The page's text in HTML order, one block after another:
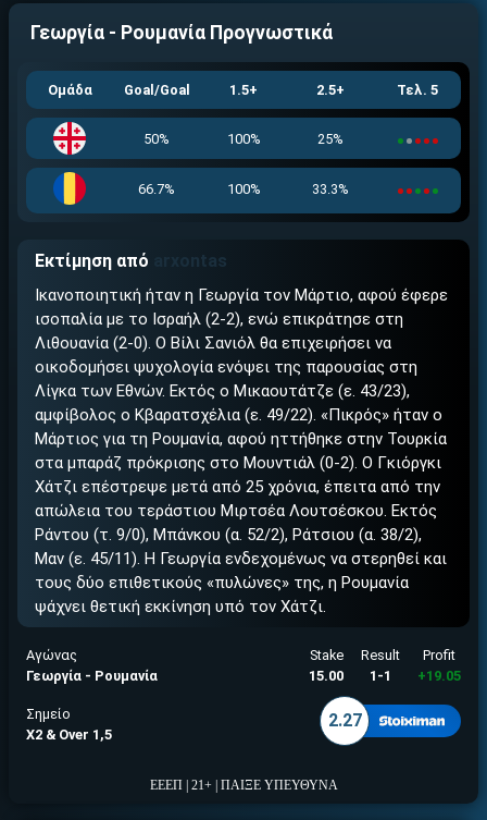
Γεωργία - Ρουμανία Προγνωστικά
Ομάδα Goal/Goal 1.5+ 2.5+ Τελ. 5
50% 100% 25%
66.7% 100% 33.3%
Εκτίμηση από arxontas
Ικανοποιητική ήταν η Γεωργία τον Μάρτιο, αφού έφερε
ισοπαλία με το Ισραήλ (2-2), ενώ επικράτησε στη
Λιθουανία (2-0). Ο Βίλι Σανιόλ θα επιχειρήσει να
οικοδομήσει ψυχολογία ενόψει της παρουσίας στη
Λίγκα των Εθνών. Εκτός ο Μικαουτάτζε (ε. 43/23),
αμφίβολος ο Κβαρατσχέλια (ε. 49/22). «Πικρός» ήταν ο
Μάρτιος για τη Ρουμανία, αφού ηττήθηκε στην Τουρκία
στα μπαράζ πρόκρισης στο Μουντιάλ (0-2). Ο Γκιόργκι
Χάτζι επέστρεψε μετά από 25 χρόνια, έπειτα από την
απώλεια του τεράστιου Μιρτσέα Λουτσέσκου. Εκτός
Ράντου (τ. 9/0), Μπάνκου (α. 52/2), Ράτσιου (α. 38/2),
Μαν (ε. 45/11). Η Γεωργία ενδεχομένως να στερηθεί και
τους δύο επιθετικούς «πυλώνες» της, η Ρουμανία
ψάχνει θετική εκκίνηση υπό τον Χάτζι.
Αγώνας
Γεωργία - Ρουμανία
Stake
15.00
Result
1-1
Profit
+19.05
Σημείο
Χ2 & Over 1,5
2.27
ΕΕΕΠ | 21+ | ΠΑΙΞΕ ΥΠΕΥΘΥΝΑ
ΕΓΚΡΙΣΗ ΑΠΟ ΑΡΧΟΝΤΑ ΕΓΚΡΙΣΗ ΑΠΟ ΑΡΧΟΝΤΑ